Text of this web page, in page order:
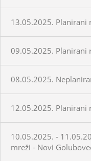
13.05.2025. Planirani
09.05.2025. Planirani
08.05.2025.
12.05.2025. Planirani
10.05.2025. -
mreži - Novi